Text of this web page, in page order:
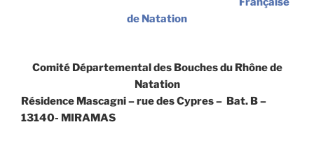
de Natation
Comité Départemental des Bouches du Rhône de
Natation
Résidence Mascagni – rue des Cypres – Bat. B –
13140- MIRAMAS